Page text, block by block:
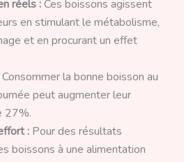
réels :Ces boissons agissent
en stimulant le métabolisme,
et en procurant un effet
la bonne boisson au
peut augmenter leur
27%.
:Pour des résultats
boissons à une alimentation